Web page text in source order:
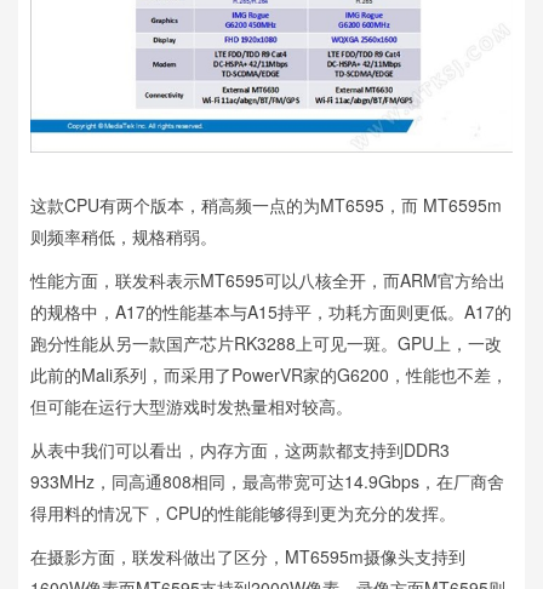
这款CPU有两个版本，稍高频一点的为MT6595，而 MT6595m
则频率稍低，规格稍弱。
性能方面，联发科表示MT6595可以八核全开，而ARM官方给出
的规格中，A17的性能基本与A15持平，功耗方面则更低。A17的
跑分性能从另一款国产芯片RK3288上可见一斑。GPU上，一改
此前的Mali系列，而采用了PowerVR家的G6200，性能也不差，
但可能在运行大型游戏时发热量相对较高。
从表中我们可以看出，内存方面，这两款都支持到DDR3
933MHz，同高通808相同，最高带宽可达14.9Gbps，在厂商舍
得用料的情况下，CPU的性能能够得到更为充分的发挥。
在摄影方面，联发科做出了区分，MT6595m摄像头支持到